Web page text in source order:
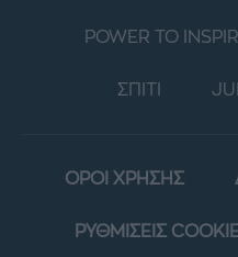
POWER TO
ΣΠΙΤΙ
ΟΡΟΙ ΧΡΗΣΗΣ
ΡΥΘΜΙΣΕΙΣ